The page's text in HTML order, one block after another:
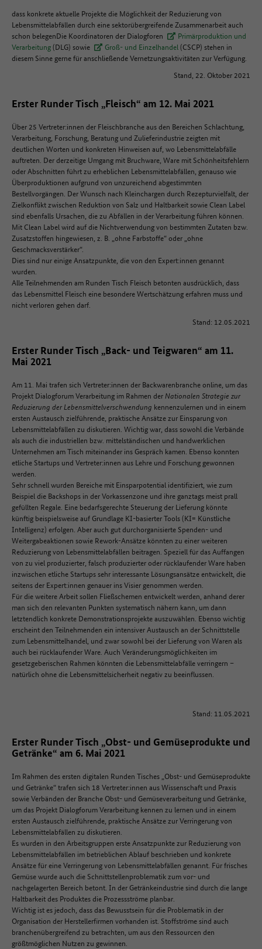
dass konkrete aktuelle Projekte die Möglichkeit der Reduzierung von
Lebensmittelabfällen durch eine sektorübergreifende Zusammenarbeit auch
schon belegenDie Koordinatoren der Dialogforen
Primärproduktion und
Verarbeitung(DLG) sowie Groß- und Einzelhandel(CSCP) stehen in
diesem Sinne gerne für anschließende Vernetzungsaktivitäten zur Verfügung.
Stand, 22. Oktober 2021
Erster Runder Tisch „Fleisch“ am 12. Mai 2021
Über 25 Vertreter:innen der Fleischbranche aus den Bereichen Schlachtung,
Verarbeitung, Forschung, Beratung und Zulieferindustrie zeigten mit
deutlichen Worten und konkreten Hinweisen auf, wo Lebensmittelabfälle
auftreten. Der derzeitige Umgang mit Bruchware, Ware mit Schönheitsfehlern
oder Abschnitten führt zu erheblichen Lebensmittelabfällen, genauso wie
Überproduktionen aufgrund von unzureichend abgestimmten
Bestellvorgängen. Der Wunsch nach Kleinchargen durch Rezepturvielfalt, der
Zielkonflikt zwischen Reduktion von Salz und Haltbarkeit sowie Clean Label
sind ebenfalls Ursachen, die zu Abfällen in der Verarbeitung führen können.
Mit Clean Label wird auf die Nichtverwendung von bestimmten Zutaten bzw.
Zusatzstoffen hingewiesen, z. B. „ohne Farbstoffe“ oder „ohne
Geschmacksverstärker“.
Dies sind nur einige Ansatzpunkte, die von den Expert:innen genannt
wurden.
Alle Teilnehmenden am Runden Tisch Fleisch betonten ausdrücklich, dass
das Lebensmittel Fleisch eine besondere Wertschätzung erfahren muss und
nicht verloren gehen darf.
Stand: 12.05.2021
Erster Runder Tisch „Back- und Teigwaren“ am 11.
Mai 2021
Am 11. Mai trafen sich Vertreter:innen der Backwarenbranche online, um das
Projekt Dialogforum Verarbeitung im Rahmen derNationalen Strategie zur
Reduzierung der Lebensmittelverschwendung kennenzulernen und in einem
ersten Austausch zielführende, praktische Ansätze zur Einsparung von
Lebensmittelabfällen zu diskutieren. Wichtig war, dass sowohl die Verbände
als auch die industriellen bzw. mittelständischen und handwerklichen
Unternehmen am Tisch miteinander ins Gespräch kamen. Ebenso konnten
etliche Startups und Vertreter:innen aus Lehre und Forschung gewonnen
werden.
Sehr schnell wurden Bereiche mit Einsparpotential identifiziert, wie zum
Beispiel die Backshops in der Vorkassenzone und ihre ganztags meist prall
gefüllten Regale. Eine bedarfsgerechte Steuerung der Lieferung könnte
künftig beispielsweise auf Grundlage KI-basierter Tools (KI= Künstliche
Intelligenz) erfolgen. Aber auch gut durchorganisierte Spenden- und
Weitergabeaktionen sowie Rework-Ansätze könnten zu einer weiteren
Reduzierung von Lebensmittelabfällen beitragen. Speziell für das Auffangen
von zu viel produzierter, falsch produzierter oder rücklaufender Ware haben
inzwischen etliche Startups sehr interessante Lösungsansätze entwickelt, die
seitens der Expert:innen genauer ins Visier genommen werden.
Für die weitere Arbeit sollen Fließschemen entwickelt werden, anhand derer
man sich den relevanten Punkten systematisch nähern kann, um dann
letztendlich konkrete Demonstrationsprojekte auszuwählen. Ebenso wichtig
erscheint den Teilnehmenden ein intensiver Austausch an der Schnittstelle
zum Lebensmittelhandel, und zwar sowohl bei der Lieferung von Waren als
auch bei rücklaufender Ware. Auch Veränderungsmöglichkeiten im
gesetzgeberischen Rahmen könnten die Lebensmittelabfälle verringern –
natürlich ohne die Lebensmittelsicherheit negativ zu beeinflussen.
Stand: 11.05.2021
Erster Runder Tisch „Obst- und Gemüseprodukte und
Getränke“ am 6. Mai 2021
Im Rahmen des ersten digitalen Runden Tisches „Obst- und Gemüseprodukte
und Getränke“ trafen sich 18 Vertreter:innen aus Wissenschaft und Praxis
sowie Verbänden der Branche Obst- und Gemüseverarbeitung und Getränke,
um das Projekt Dialogforum Verarbeitung kennen zu lernen und in einem
ersten Austausch zielführende, praktische Ansätze zur Verringerung von
Lebensmittelabfällen zu diskutieren.
Es wurden in den Arbeitsgruppen erste Ansatzpunkte zur Reduzierung von
Lebensmittelabfällen im betrieblichen Ablauf beschrieben und konkrete
Ansätze für eine Verringerung von Lebensmittelabfällen genannt. Für frisches
Gemüse wurde auch die Schnittstellenproblematik zum vor- und
nachgelagerten Bereich betont. In der Getränkeindustrie sind durch die lange
Haltbarkeit des Produktes die Prozessströme planbar.
Wichtig ist es jedoch, dass das Bewusstsein für die Problematik in der
Organisation der Herstellerfirmen vorhanden ist. Stoffströme sind auch
branchenübergreifend zu betrachten, um aus den Ressourcen den
größtmöglichen Nutzen zu gewinnen.